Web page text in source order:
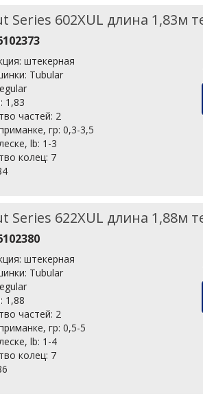
602XUL длина 1,83м
штекерная
Tubular
1,83
частей: 2
гр: 0,3-3,5
lb: 1-3
колец: 7
622XUL длина 1,88м
штекерная
Tubular
1,88
частей: 2
гр: 0,5-5
lb: 1-4
колец: 7